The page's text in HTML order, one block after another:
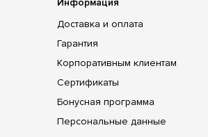
Доставка и оплата
Гарантия
Корпоративным клиентам
Сертификаты
Бонусная программа
Персональные данные